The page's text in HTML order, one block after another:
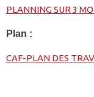
PLANNING SUR 3
Plan :
CAF-PLAN DES